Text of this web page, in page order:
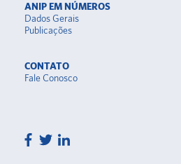
ANIP EM NÚMEROS
Dados Gerais
Publicações
CONTATO
Fale Conosco